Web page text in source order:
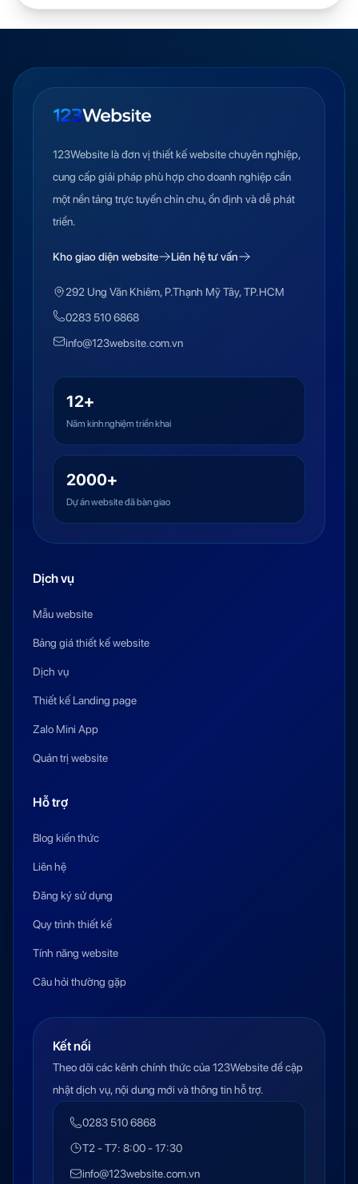
123Website là đơn vị thiết kế website chuyên nghiệp,
cung cấp giải pháp phù hợp cho doanh nghiệp cần
một nền tảng trực tuyến chỉn chu, ổn định và dễ phát
triển.
Kho giao diện website Liên hệ tư vấn
292 Ung Văn Khiêm, P.Thạnh Mỹ Tây, TP.HCM
0283 510 6868
info@123website.com.vn
12+
Năm kinh nghiệm triển khai
2000+
Dự án website đã bàn giao
Dịch vụ
Mẫu website
Bảng giá thiết kế website
Dịch vụ
Thiết kế Landing page
Zalo Mini App
Quản trị website
Hỗ trợ
Blog kiến thức
Liên hệ
Đăng ký sử dụng
Quy trình thiết kế
Tính năng website
Câu hỏi thường gặp
Kết nối
Theo dõi các kênh chính thức của 123Website để cập
nhật dịch vụ, nội dung mới và thông tin hỗ trợ.
0283 510 6868
T2 - T7: 8:00 - 17:30
info@123website.com.vn